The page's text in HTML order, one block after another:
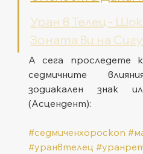
Уран в Телец -
Зоната ви на
А сега проследете
седмичните
зодиакален знак
(Асцендент):
#седмиченхороскоп
#уранвтелец